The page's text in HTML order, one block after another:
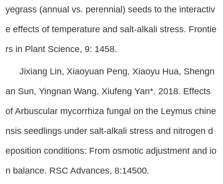
yegrass (annual vs. perennial) seeds to the interactiv
e effects of temperature and salt-alkali stress. Frontie
rs in Plant Science, 9: 1458.
Jixiang Lin, Xiaoyuan Peng, Xiaoyu Hua, Shengn
an Sun, Yingnan Wang, Xiufeng Yan*. 2018. Effects
of Arbuscular mycorrhiza fungal on the Leymus chine
nsis seedlings under salt-alkali stress and nitrogen d
eposition conditions: From osmotic adjustment and io
n balance. RSC Advances, 8:14500.